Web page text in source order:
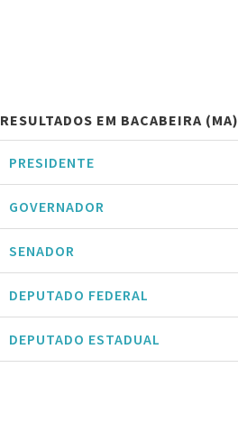
RESULTADOS EM BACABEIRA (MA)
PRESIDENTE
GOVERNADOR
SENADOR
DEPUTADO FEDERAL
DEPUTADO ESTADUAL